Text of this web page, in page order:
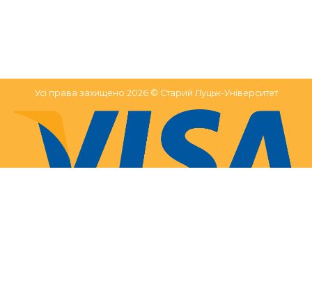
Усі права захищено 2026 © Старий Луцьк-Університет